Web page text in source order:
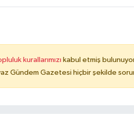
kurallarımızı kabul etmiş
Gündem Gazetesi hiçbir şekilde